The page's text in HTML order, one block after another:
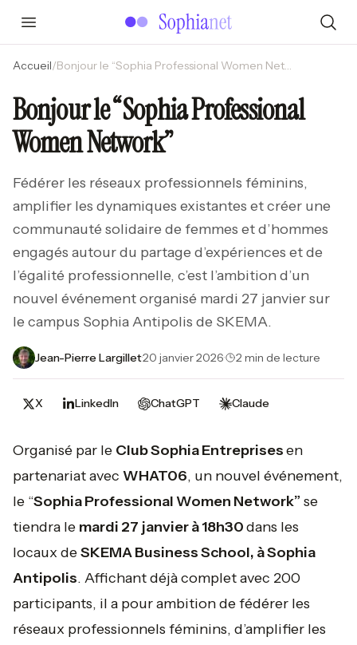
Accueil/ Bonjour le “Sophia Professional Women Network”
Bonjour le “Sophia Professional
Women Network”
Fédérer les réseaux professionnels féminins,
amplifier les dynamiques existantes et créer une
communauté solidaire de femmes et d’hommes
engagés autour du partage d’expériences et de
l’égalité professionnelle, c’est l’ambition d’un
nouvel événement organisé mardi 27 janvier sur
le campus Sophia Antipolis de SKEMA.
Jean-Pierre Largillet·20 janvier 2026· 2 min de lecture
X LinkedIn ChatGPT Claude
Organisé par le Club Sophia Entreprisesen
partenariat avec WHAT06, un nouvel événement,
le “Sophia Professional Women Network” se
tiendra le mardi 27 janvier à 18h30dans les
locaux deSKEMA Business School, à Sophia
Antipolis. Affichant déjà complet avec 200
participants, il a pour ambition de fédérer les
réseaux professionnels féminins, d’amplifier les